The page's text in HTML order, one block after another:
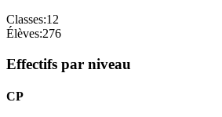
Classes:12
Élèves:276
Effectifs par niveau
CP